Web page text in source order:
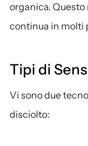
organica.
continua in molti
Tipi di
Vi sono due
disciolto: